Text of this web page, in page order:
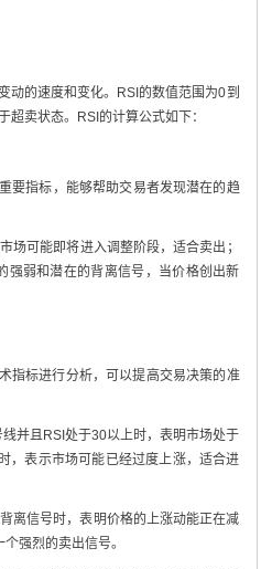
动的速度和变化。RSI的数值范围为0到
卖状态。RSI的计算公式如下：
要指标，能够帮助交易者发现潜在的趋
场可能即将进入调整阶段，适合卖出；
强弱和潜在的背离信号，当价格创出新
指标进行分析，可以提高交易决策的准
并且RSI处于30以上时，表明市场处于
，表示市场可能已经过度上涨，适合进
离信号时，表明价格的上涨动能正在减
强烈的卖出信号。